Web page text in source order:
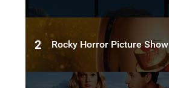
2 Rocky Horror Picture Show